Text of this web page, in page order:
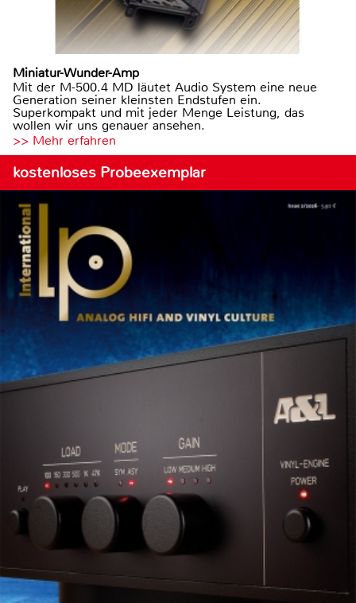
Miniatur-Wunder-Amp
Mit der M-500.4 MD läutet Audio System eine neue
Generation seiner kleinsten Endstufen ein.
Superkompakt und mit jeder Menge Leistung, das
wollen wir uns genauer ansehen.
>> Mehr erfahren
kostenloses Probeexemplar